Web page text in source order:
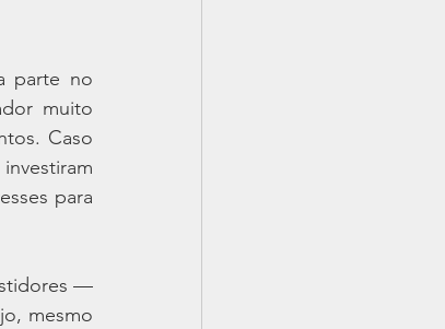
parte no
muito
Caso
para
—
mesmo